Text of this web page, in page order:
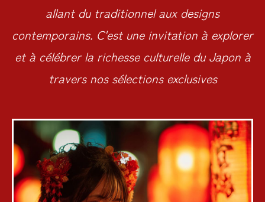
allant du traditionnel aux designs
contemporains. C'est une invitation à explorer
et à célébrer la richesse culturelle du Japon à
travers nos sélections exclusives